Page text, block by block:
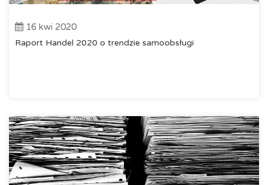
16 kwi 2020
Raport Handel 2020 o trendzie samoobsługi